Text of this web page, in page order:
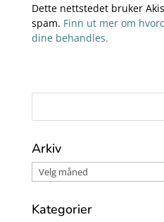
Dette nettstedet bruker
spam. Finn ut mer om
dine behandles.
Arkiv
Kategorier